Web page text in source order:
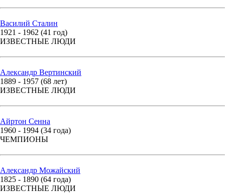
Василий Сталин
1921 - 1962 (41 год)
ИЗВЕСТНЫЕ ЛЮДИ
Александр Вертинский
1889 - 1957 (68 лет)
ИЗВЕСТНЫЕ ЛЮДИ
Айртон Сенна
1960 - 1994 (34 года)
ЧЕМПИОНЫ
Александр Можайский
1825 - 1890 (64 года)
ИЗВЕСТНЫЕ ЛЮДИ